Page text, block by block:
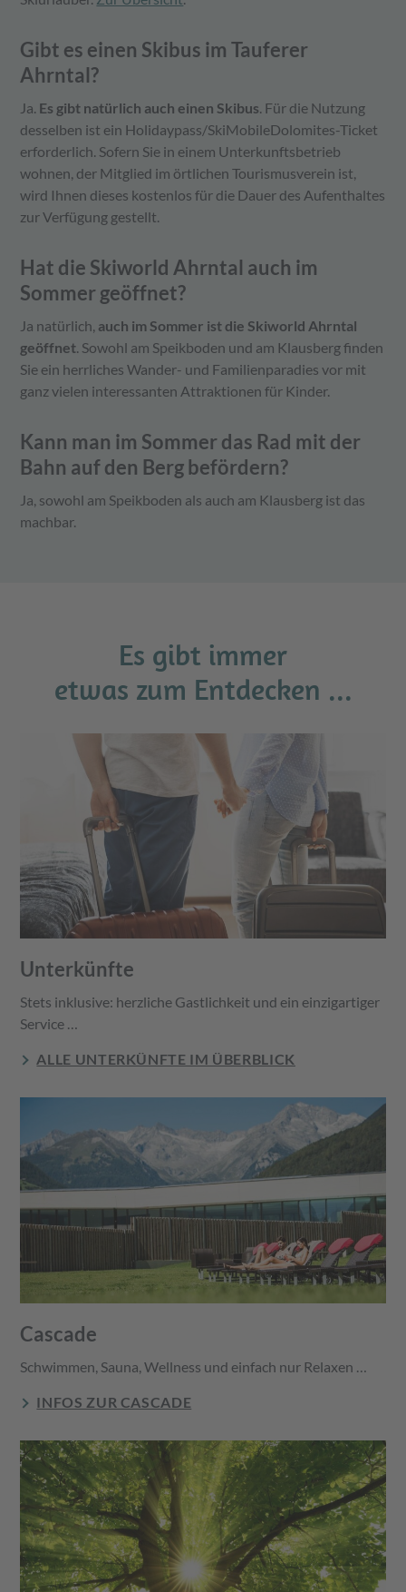
Gibt es einen Skibus im Tauferer
Ahrntal?
Ja. Es gibt natürlich auch einen Skibus . Für die Nutzung
desselben ist ein Holidaypass/SkiMobileDolomites-Ticket
erforderlich. Sofern Sie in einem Unterkunftsbetrieb
wohnen, der Mitglied im örtlichen Tourismusverein ist,
wird Ihnen dieses kostenlos für die Dauer des Aufenthaltes
zur Verfügung gestellt.
Hat die Skiworld Ahrntal auch im
Sommer geöffnet?
Ja natürlich, auch im Sommer ist die Skiworld Ahrntal
geöffnet . Sowohl am Speikboden und am Klausberg finden
Sie ein herrliches Wander- und Familienparadies vor mit
ganz vielen interessanten Attraktionen für Kinder.
Kann man im Sommer das Rad mit der
Bahn auf den Berg befördern?
Ja, sowohl am Speikboden als auch am Klausberg ist das
machbar.
Es gibt immer
etwas zum Entdecken ...
Unterkünfte
Stets inklusive: herzliche Gastlichkeit und ein einzigartiger
Service …
ALLE UNTERKÜNFTE IM ÜBERBLICK
Cascade
Schwimmen, Sauna, Wellness und einfach nur Relaxen …
INFOS ZUR CASCADE